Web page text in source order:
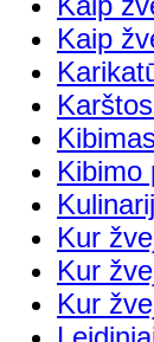
Kaip
Kibimo
Kur
Kur
Kur